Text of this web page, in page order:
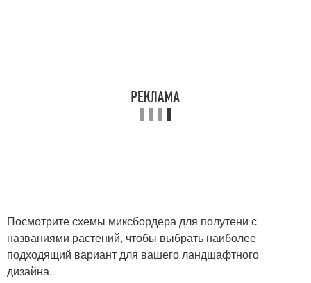
миксбордер
Посмотрите схемы миксбордера для полутени с
названиями растений, чтобы выбрать наиболее
подходящий вариант для вашего ландшафтного
дизайна.